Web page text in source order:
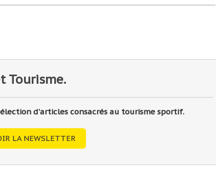
Tourisme.
d'articles consacrés au tourisme sportif.
LA NEWSLETTER